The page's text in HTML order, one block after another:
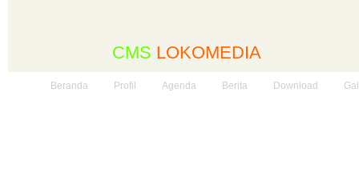
CMS LOKOMEDIA
Beranda Profil Agenda Berita Download